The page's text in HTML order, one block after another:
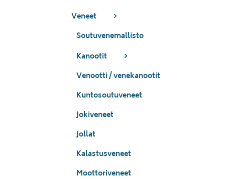
Veneet
Soutuvenemallisto
Kanootit
Venootti / venekanootit
Kuntosoutuveneet
Jokiveneet
Jollat
Kalastusveneet
Moottoriveneet